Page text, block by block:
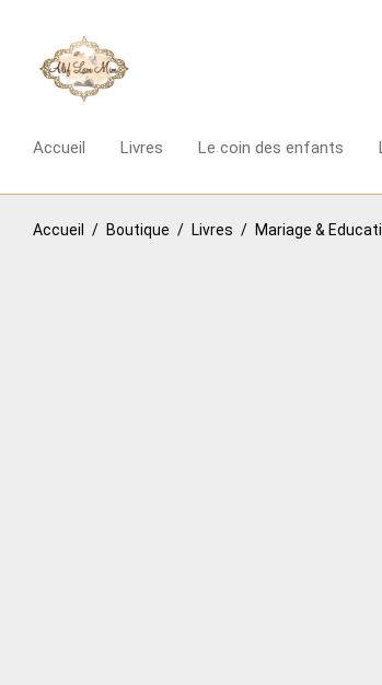
Accueil Livres Le coin des enfants
Accueil / Boutique / Livres / Mariage &